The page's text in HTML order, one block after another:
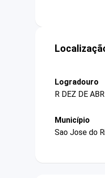
Logradouro
R DEZ DE
Município
Sao Jose do